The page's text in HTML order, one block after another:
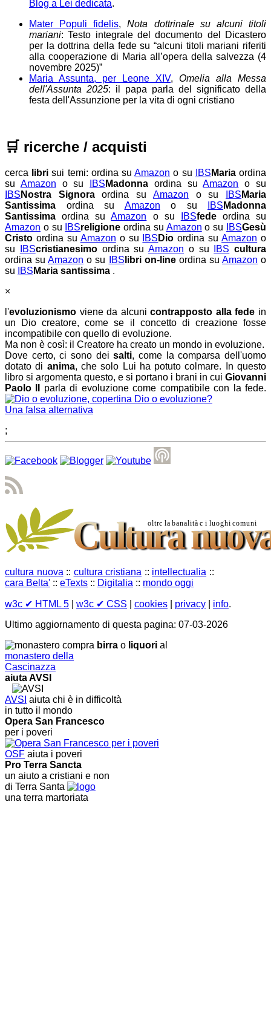
Blog a Lei dedicata.
Mater Populi fidelis,Nota dottrinale su alcuni titoli
mariani: Testo integrale del documento del Dicastero
per la dottrina della fede su “alcuni titoli mariani riferiti
alla cooperazione di Maria all’opera della salvezza (4
novembre 2025)”
Maria Assunta, per Leone XIV, Omelia alla Messa
dell'Assunta 2025: il papa parla del significato della
festa dell'Assunzione per la vita di ogni cristiano
🛒 ricerche / acquisti
cerca libri sui temi: ordina suAmazon o su IBS Maria ordina
su Amazon o su IBS Madonna ordina suAmazon o su
IBS Nostra Signora ordina su Amazon o su IBS Maria
Santissima
ordina su Amazon o su IBS Madonna
Santissima ordina suAmazon o su IBSfede
ordina su
Amazon o su IBSreligione ordina su Amazon o su IBSGesù
Cristo ordina su Amazon o su IBS Dio ordina suAmazon o
su
IBScristianesimo ordina su Amazon o su IBS cultura
ordina suAmazon o su IBS libri on-line ordina su Amazon o
su
IBS Maria santissima .
×
l'evoluzionismo viene da alcunicontrapposto alla fede in
un Dio creatore, come se il concetto di creazione fosse
incompatibile con quello di evoluzione.
Ma non è così: il Creatore ha creato un mondo in evoluzione.
Dove certo, ci sono deisalti, come la comparsa dell'uomo
dotato di anima, che solo Lui ha potuto colmare. In questo
libro si argomenta questo, e si portano i brani in cui Giovanni
Paolo II
parla di evoluzione come compatibile con la fede.
Dio o evoluzione?
Una falsa alternativa
;
cultura nuova :: cultura cristiana :: intellectualia ::
cara Belta' :: eTexts :: Digitalia :: mondo oggi
w3c ✔ HTML 5 w3c ✔ CSS cookies privacy info.
Ultimo aggiornamento di questa pagina: 07-03-2026
compra birra o liquori al
monastero della
Cascinazza
aiuta AVSI
AVSI aiuta chi è in difficoltà
in tutto il mondo
Opera San Francesco
per i poveri
OSF aiuta i poveri
Pro Terra Sancta
un aiuto a cristiani e non
di Terra Santa
una terra martoriata